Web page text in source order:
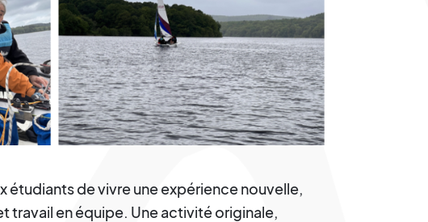
étudiants de vivre une expérience nouvelle,
travail en équipe. Une activité originale,